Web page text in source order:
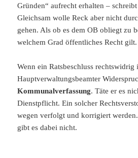
Gründen“ aufrecht erhalten –
Gleichsam wolle Reck aber nicht
gehen. Als ob es dem OB obliegt zu
welchem Grad öffentliches Recht gilt.
Wenn ein Ratsbeschluss rechtswidrig
Hauptverwaltungsbeamter
Kommunalverfassung. Täte er es
Dienstpflicht. Ein solcher
wegen verfolgt und korrigiert
gibt es dabei nicht.